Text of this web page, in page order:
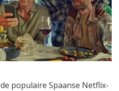
populaire Spaanse Netflix-